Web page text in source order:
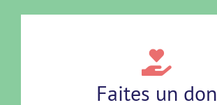
Faites un don